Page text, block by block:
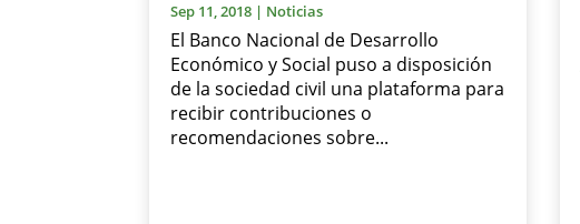
Sep 11, 2018 | Noticias
El Banco Nacional de Desarrollo
Económico y Social puso a disposición
de la sociedad civil una plataforma para
recibir contribuciones o
recomendaciones sobre...